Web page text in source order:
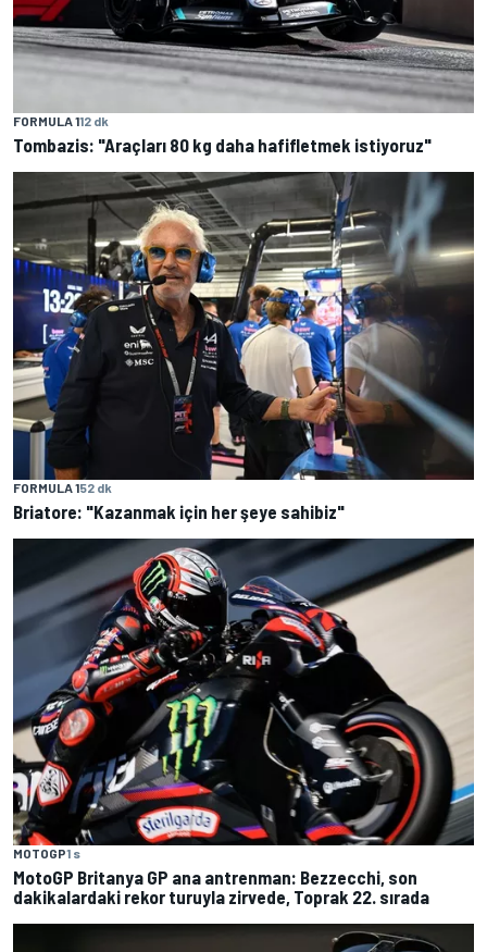
FORMULA 112 dk
Tombazis: "Araçları 80 kg daha hafifletmek istiyoruz"
FORMULA 152 dk
Briatore: "Kazanmak için her şeye sahibiz"
MOTOGP1 s
MotoGP Britanya GP ana antrenman: Bezzecchi, son
dakikalardaki rekor turuyla zirvede, Toprak 22. sırada